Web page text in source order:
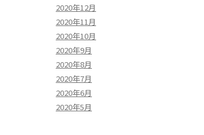
2020年12月
2020年11月
2020年10月
2020年9月
2020年8月
2020年7月
2020年6月
2020年5月